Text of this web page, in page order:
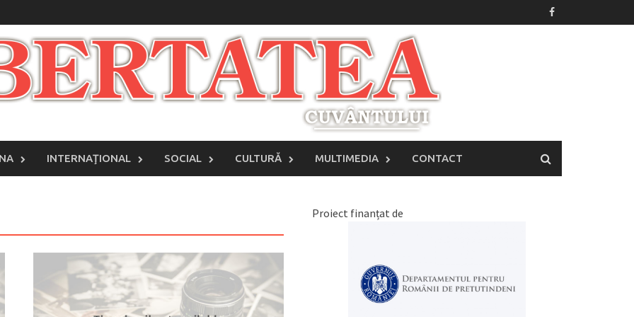
INTERNAŢIONAL SOCIAL CULTURĂ MULTIMEDIA CONTACT
Proiect finanțat de